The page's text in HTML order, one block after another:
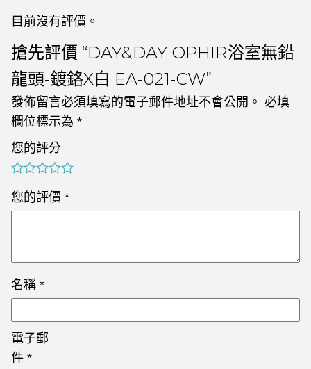
目前沒有評價。
搶先評價 “DAY&DAY OPHIR浴室無鉛
龍頭-鍍鉻X白 EA-021-CW”
發佈留言必須填寫的電子郵件地址不會公開。 必填
欄位標示為 *
您的評分
您的評價 *
名稱 *
電子郵
件 *